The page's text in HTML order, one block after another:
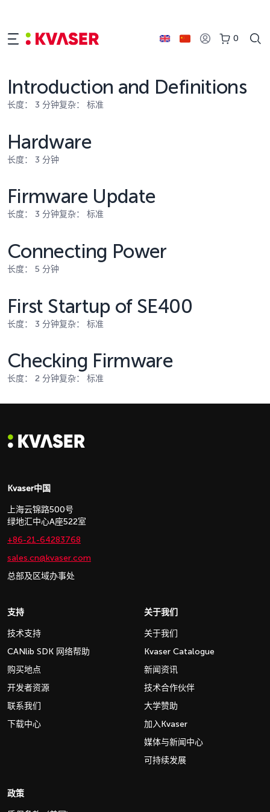
0
Introduction and Definitions
长度： 3 分钟复杂： 标准
Hardware
长度： 3 分钟
Firmware Update
长度： 3 分钟复杂： 标准
Connecting Power
长度： 5 分钟
First Startup of SE400
长度： 3 分钟复杂： 标准
Checking Firmware
长度： 2 分钟复杂： 标准
Kvaser中国
上海云锦路500号
绿地汇中心A座522室
+86-21-64283768
sales.cn@kvaser.com
总部及区域办事处
支持
技术支持
CANlib SDK 网络帮助
购买地点
开发者资源
联系我们
下载中心
关于我们
关于我们
Kvaser Catalogue
新闻资讯
技术合作伙伴
大学赞助
加入Kvaser
媒体与新闻中心
可持续发展
政策